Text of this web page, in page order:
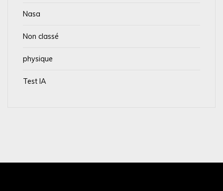
Nasa
Non classé
physique
Test IA